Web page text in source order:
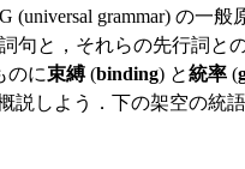
grammar) の
句と，それらの先行詞
のに束縛(binding) と統率 (
説しよう．下の架空の統